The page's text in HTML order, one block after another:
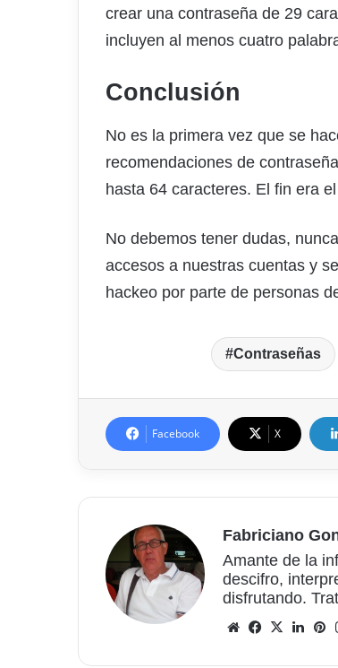
crear una contraseña de 29
incluyen al menos cuatro
Conclusión
No es la primera vez que se
recomendaciones de
hasta 64 caracteres. El fin era
No debemos tener dudas,
accesos a nuestras cuentas y
hackeo por parte de personas
Contraseñas
Facebook X
Fabriciano
Amante de la
descifro,
disfrutando.
Sitio
Facebook
X